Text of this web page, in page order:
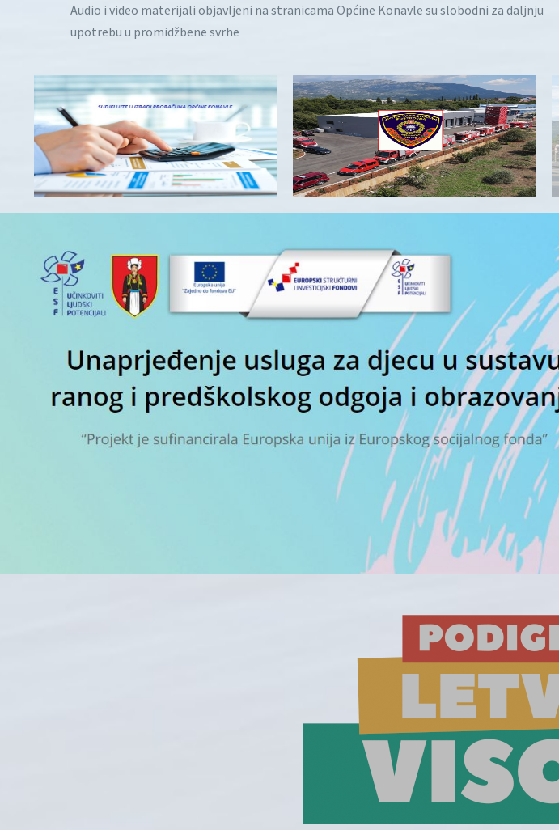
Audio i video materijali objavljeni na stranicama Općine Konavle su slobodni za daljnju
upotrebu u promidžbene svrhe